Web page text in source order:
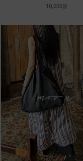
10,000원